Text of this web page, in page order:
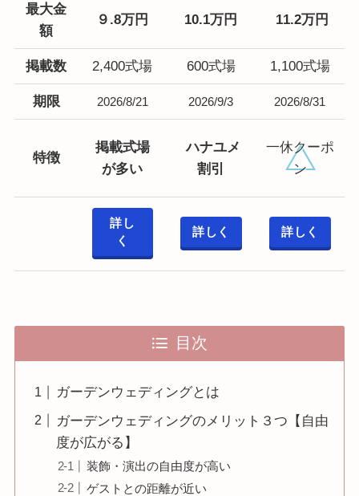
最大金
額
９.8万円 10.1万円 11.2万円
掲載数 2,400式場 600式場 1,100式場
期限 2026/8/21 2026/9/3 2026/8/31
特徴
掲載式場
が多い
ハナユメ
割引
一休クーポ
ン
詳し
く
詳しく 詳しく
目次
ガーデンウェディングとは
ガーデンウェディングのメリット３つ【自由
度が広がる】
装飾・演出の自由度が高い
ゲストとの距離が近い